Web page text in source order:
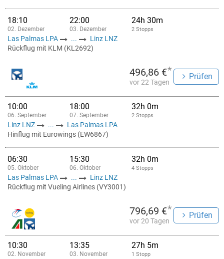
18:10
02. Dezember
22:00
03. Dezember
24h 30m
2 Stopps
Las Palmas LPA ...
Linz LNZ
Rückflug mit KLM (KL2692)
496,86 €*
vor 22 Tagen
Prüfen
10:00
06. September
18:00
07. September
32h 0m
2 Stopps
Linz LNZ ...
Las Palmas LPA
Hinflug mit Eurowings (EW6867)
06:30
05. Oktober
15:30
06. Oktober
32h 0m
4 Stopps
Las Palmas LPA ...
Linz LNZ
Rückflug mit Vueling Airlines (VY3001)
796,69 €*
vor 20 Tagen
Prüfen
10:30
02. November
13:35
03. November
27h 5m
1 Stopp